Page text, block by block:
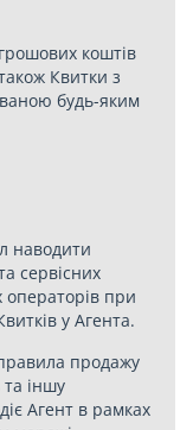
коштів
Квитки з
будь-яким
наводити
сервісних
операторів при
у Агента.
продажу
та іншу
Агент в рамках